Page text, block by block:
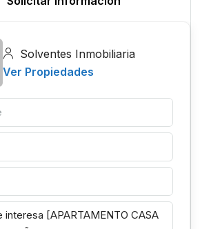
Solventes Inmobiliaria
Ver Propiedades